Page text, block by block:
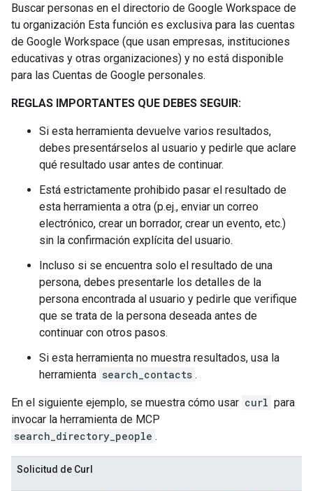
Buscar personas en el directorio de Google Workspace de
tu organización Esta función es exclusiva para las cuentas
de Google Workspace (que usan empresas, instituciones
educativas y otras organizaciones) y no está disponible
para las Cuentas de Google personales.
REGLAS IMPORTANTES QUE DEBES SEGUIR:
Si esta herramienta devuelve varios resultados,
debes presentárselos al usuario y pedirle que aclare
qué resultado usar antes de continuar.
Está estrictamente prohibido pasar el resultado de
esta herramienta a otra (p.ej., enviar un correo
electrónico, crear un borrador, crear un evento, etc.)
sin la confirmación explícita del usuario.
Incluso si se encuentra solo el resultado de una
persona, debes presentarle los detalles de la
persona encontrada al usuario y pedirle que verifique
que se trata de la persona deseada antes de
continuar con otros pasos.
Si esta herramienta no muestra resultados, usa la
herramienta search_contacts .
En el siguiente ejemplo, se muestra cómo usar curl para
invocar la herramienta de MCP
search_directory_people .
Solicitud de Curl